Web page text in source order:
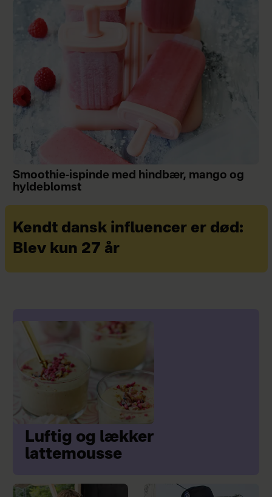
Smoothie-ispinde med hindbær, mango og
hyldeblomst
Kendt dansk influencer er død:
Blev kun 27 år
Luftig og lækker
lattemousse